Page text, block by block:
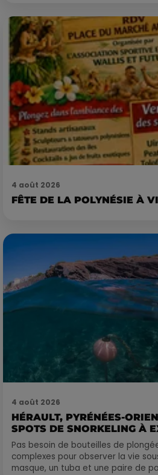
4 août 2026
FÊTE DE LA POLYNÉSIE À
4 août 2026
HÉRAULT, PYRÉNÉES-
SPOTS DE SNORKELING À
Pas besoin de bouteilles de
complexes pour observer la vie
masque, un tuba et une paire de